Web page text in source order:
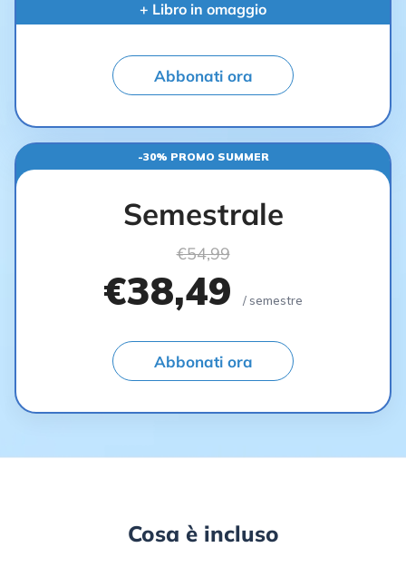
+ Libro in omaggio
Abbonati ora
-30% PROMO SUMMER
Semestrale
€54,99
€38,49 / semestre
Abbonati ora
Cosa è incluso